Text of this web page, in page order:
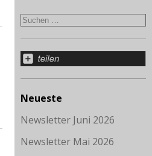
Neueste
Newsletter Juni 2026
Newsletter Mai 2026